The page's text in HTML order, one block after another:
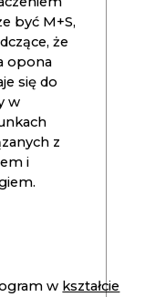
być M+S,
że
opona
się do
w
z
i
w kształcie